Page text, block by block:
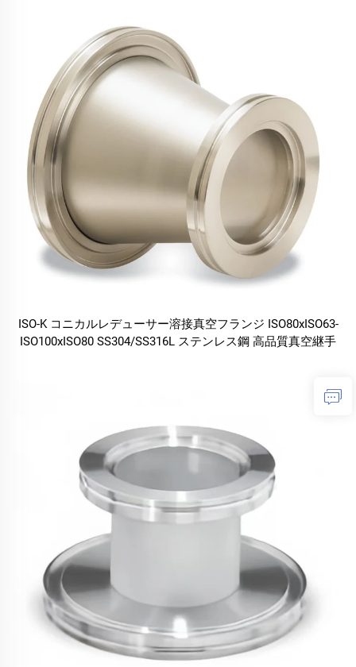
ISO-K コニカルレデューサー溶接真空フランジ ISO80xISO63-
ISO100xISO80 SS304/SS316L ステンレス鋼 高品質真空継手